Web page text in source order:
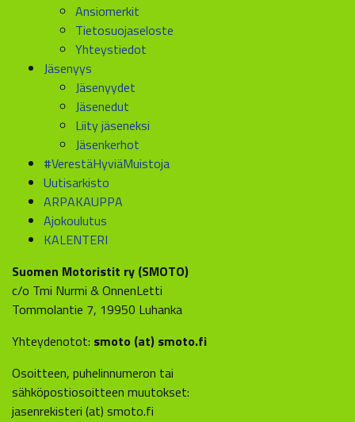
Ansiomerkit
Tietosuojaseloste
Yhteystiedot
Jäsenyys
Jäsenyydet
Jäsenedut
Liity jäseneksi
Jäsenkerhot
#VerestäHyviäMuistoja
Uutisarkisto
ARPAKAUPPA
Ajokoulutus
KALENTERI
Suomen Motoristit ry (SMOTO)
c/o Tmi Nurmi & OnnenLetti
Tommolantie 7, 19950 Luhanka
Yhteydenotot: smoto (at) smoto.fi
Osoitteen, puhelinnumeron tai
sähköpostiosoitteen muutokset:
jasenrekisteri (at) smoto.fi